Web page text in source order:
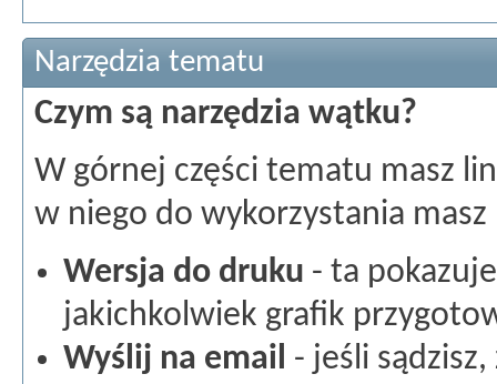
Narzędzia tematu
Czym są narzędzia wątku?
W górnej części tematu masz
w niego do wykorzystania
Wersja do druku - ta
jakichkolwiek grafik
Wyślij na email - jeśli